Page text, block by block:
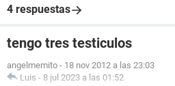
4 respuestas
tengo tres testiculos
angelmemito - 18 nov 2012 a las 23:03
Luis - 8 jul 2023 a las 01:52